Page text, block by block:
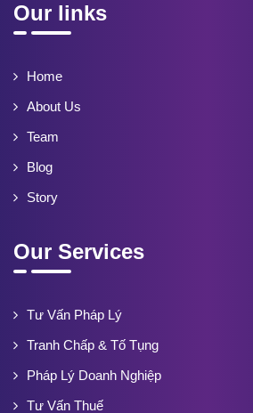
Our links
Home
About Us
Team
Blog
Story
Our Services
Tư Vấn Pháp Lý
Tranh Chấp & Tố Tụng
Pháp Lý Doanh Nghiệp
Tư Vấn Thuế